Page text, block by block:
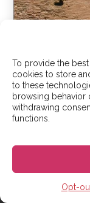
To provide the
cookies to store
to these
browsing behavior
withdrawing
functions.
Opt-